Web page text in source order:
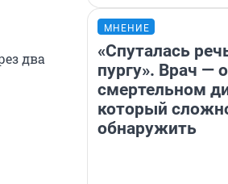
два
МНЕНИЕ
«Спуталась
пургу». Врач — о
смертельном
который
обнаружить